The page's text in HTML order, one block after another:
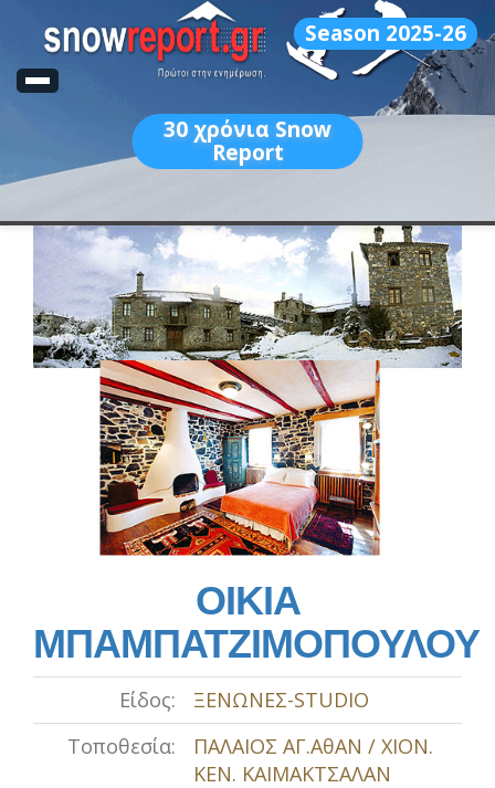
Season 2025-26
30 χρόνια Snow
Report
ΟΙΚΙΑ
ΜΠΑΜΠΑΤΖΙΜΟΠΟΥΛΟΥ
Είδος:
ΞΕΝΩΝΕΣ-STUDIO
Τοποθεσία:
ΠΑΛΑΙΟΣ ΑΓ.ΑθΑΝ / ΧΙΟΝ.
ΚΕΝ. ΚΑΙΜΑΚΤΣΑΛΑΝ